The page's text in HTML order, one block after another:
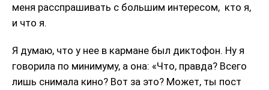
меня расспрашивать с большим интересом, кто я,
и что я.
Я думаю, что у нее в кармане был диктофон. Ну я
говорила по минимуму, а она: «Что, правда? Всего
лишь снимала кино? Вот за это? Может, ты пост